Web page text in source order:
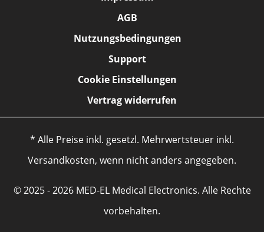
AGB
Nutzungsbedingungen
Support
Cookie Einstellungen
Vertrag widerrufen
* Alle Preise inkl. gesetzl. Mehrwertsteuer inkl.
Versandkosten, wenn nicht anders angegeben.
© 2025 - 2026 MED-EL Medical Electronics. Alle Rechte
vorbehalten.